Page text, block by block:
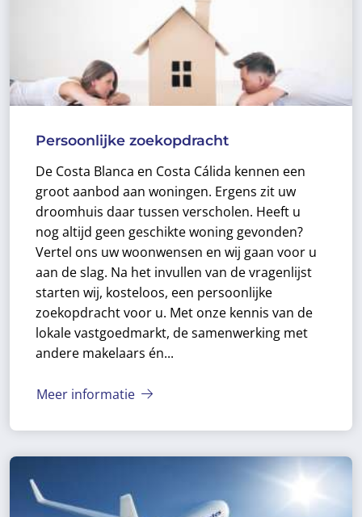
Persoonlijke zoekopdracht
De Costa Blanca en Costa Cálida kennen een
groot aanbod aan woningen. Ergens zit uw
droomhuis daar tussen verscholen. Heeft u
nog altijd geen geschikte woning gevonden?
Vertel ons uw woonwensen en wij gaan voor u
aan de slag. Na het invullen van de vragenlijst
starten wij, kosteloos, een persoonlijke
zoekopdracht voor u. Met onze kennis van de
lokale vastgoedmarkt, de samenwerking met
andere makelaars én...
Meer informatie